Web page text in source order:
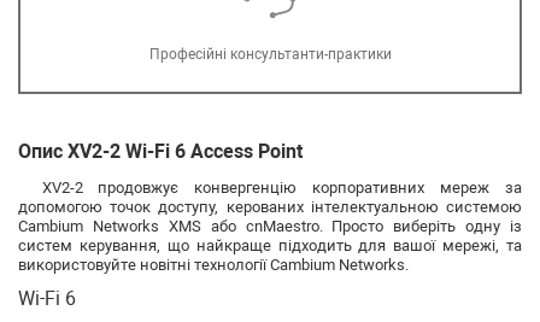
Професійні консультанти-практики
Опис XV2-2 Wi-Fi 6 Access Point
XV2-2 продовжує конвергенцію корпоративних мереж за
допомогою точок доступу, керованих інтелектуальною системою
Cambium Networks XMS або cnMaestro. Просто виберіть одну із
систем керування, що найкраще підходить для вашої мережі, та
використовуйте новітні технології Cambium Networks.
Wi-Fi 6